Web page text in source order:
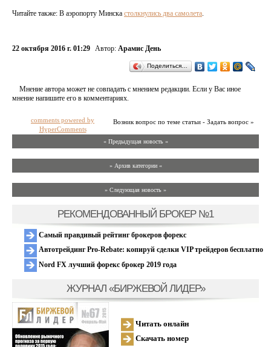
Читайте также: В аэропорту Минска столкнулись два самолета.
22 октября 2016 г. 01:29 Автор: Арамис День
Поделиться…
Мнение автора может не совпадать с мнением редакции. Если у Вас иное
мнение напишите его в комментариях.
Возник вопрос по теме статьи - Задать вопрос »
comments powered by
HyperComments
« Предыдущая новость «
» Архив категории «
» Следующая новость »
РЕКОМЕНДОВАННЫЙ БРОКЕР №1
Самый правдивый рейтинг брокеров форекс
Автотрейдинг Pro-Rebate: копируй сделки VIP трейдеров бесплатно
Nord FX лучший форекс брокер 2019 года
ЖУРНАЛ «БИРЖЕВОЙ ЛИДЕР»
Читать онлайн
Скачать номер